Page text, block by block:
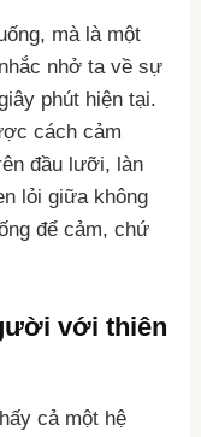
mà là một
nhở ta về sự
phút hiện tại.
cách cảm
đầu lưỡi, làn
lỏi giữa không
để cảm, chứ
với thiên
cả một hệ